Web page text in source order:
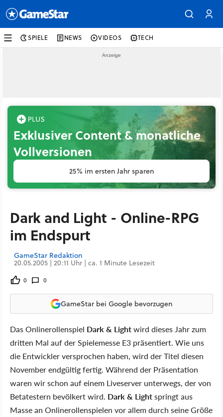
SPIELE NEWS VIDEOS TECH
Exklusiver Content & monatliche
Vollversionen
25% im ersten Jahr sparen
Dark and Light - Online-RPG
im Endspurt
GameStar Redaktion
20.05.2005 | 20:11 Uhr | ca. 1 Minute Lesezeit
0 0
GameStar bei Google bevorzugen
Das Onlinerollenspiel Dark & Lightwird dieses Jahr zum
dritten Mal auf der Spielemesse E3 präsentiert. Wie uns
die Entwickler versprochen haben, wird der Titel diesen
November endgültig fertig. Während der Präsentation
waren wir schon auf einem Liveserver unterwegs, der von
Betatestern bevölkert wird. Dark & Lightspringt aus
Masse an Onlinerollenspielen vor allem durch seine Größe